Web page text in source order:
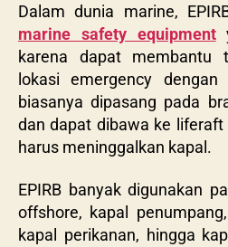
Dalam dunia marine,
marine safety equipment
karena dapat membantu
lokasi emergency
biasanya dipasang pada
dan dapat dibawa ke
harus meninggalkan kapal.
EPIRB banyak digunakan
offshore, kapal
kapal perikanan, hingga